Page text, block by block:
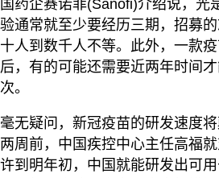
国药企赛诺菲(Sanofi)介绍说，光
验通常就至少要经历三期，招募
十人到数千人不等。此外，一款
后，有的可能还需要近两年时间
次。
毫无疑问，新冠疫苗的研发速度将
两周前，中国疾控中心主任高福
许到明年初，中国就能研发出可